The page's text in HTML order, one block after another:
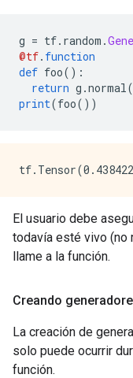
g = tf. random .
@tf. function
def foo():
return g .normal
print(foo())
El usuario debe
todavía esté vivo (no
llame a la función.
Creando
La creación de
solo puede ocurrir
función.